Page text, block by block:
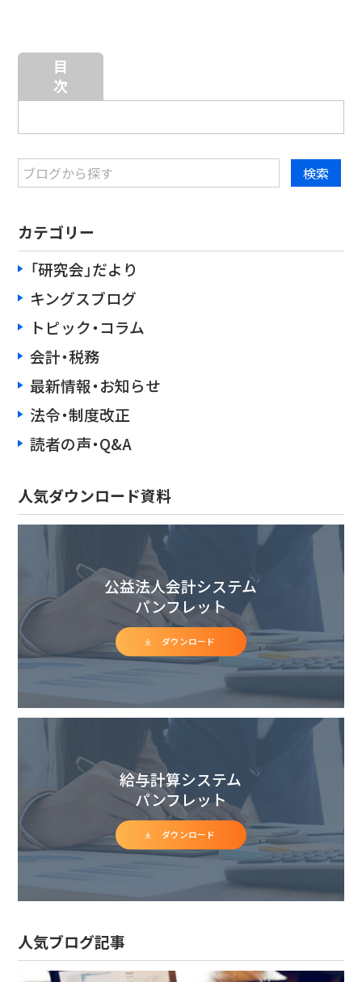
目
次
カテゴリー
「研究会」だより
キングスブログ
トピック・コラム
会計・税務
最新情報・お知らせ
法令・制度改正
読者の声・Q&A
人気ダウンロード資料
公益法人会計システム
パンフレット
ダウンロード
給与計算システム
パンフレット
ダウンロード
人気ブログ記事